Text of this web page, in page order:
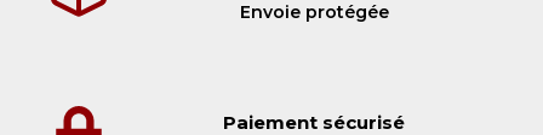
Envoie protégée
Paiement sécurisé